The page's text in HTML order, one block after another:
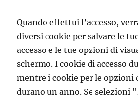
Quando effettui l’accesso,
diversi cookie per salvare le
accesso e le tue opzioni di
schermo. I cookie di accesso
mentre i cookie per le opzioni
durano un anno. Se selezioni